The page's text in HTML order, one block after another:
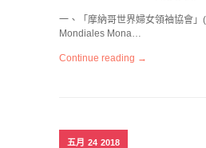
一、「摩納哥世界婦女領袖協會
Mondiales Mona…
Continue reading →
五月 24 2018